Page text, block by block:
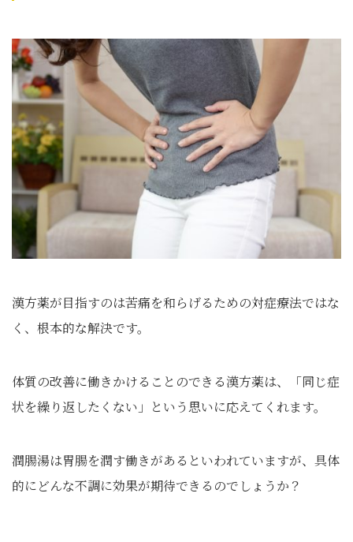
漢方薬が目指すのは苦痛を和らげるための対症療法ではな
く、根本的な解決です。
体質の改善に働きかけることのできる漢方薬は、「同じ症
状を繰り返したくない」という思いに応えてくれます。
潤腸湯は胃腸を潤す働きがあるといわれていますが、具体
的にどんな不調に効果が期待できるのでしょうか？